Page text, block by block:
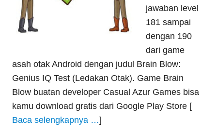
jawaban level
181 sampai
dengan 190
dari game
asah otak Android dengan judul Brain Blow:
Genius IQ Test (Ledakan Otak). Game Brain
Blow buatan developer Casual Azur Games bisa
kamu download gratis dari Google Play Store [
Baca selengkapnya …]